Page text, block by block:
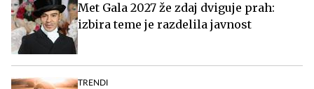
Met Gala 2027 že zdaj dviguje prah:
izbira teme je razdelila javnost
TRENDI